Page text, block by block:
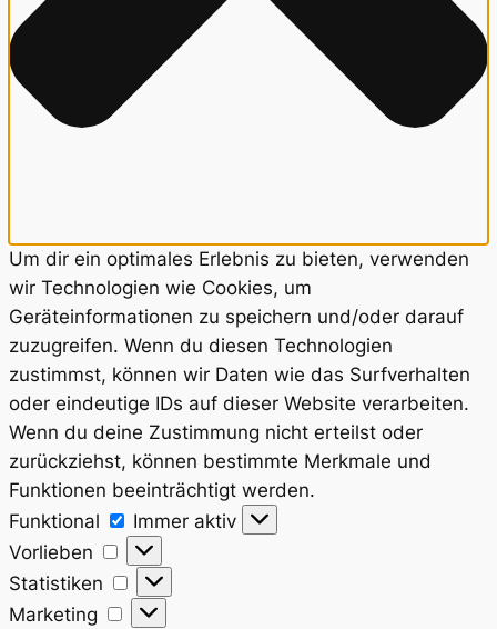
Um dir ein optimales Erlebnis zu bieten, verwenden
wir Technologien wie Cookies, um
Geräteinformationen zu speichern und/oder darauf
zuzugreifen. Wenn du diesen Technologien
zustimmst, können wir Daten wie das Surfverhalten
oder eindeutige IDs auf dieser Website verarbeiten.
Wenn du deine Zustimmung nicht erteilst oder
zurückziehst, können bestimmte Merkmale und
Funktionen beeinträchtigt werden.
Funktional
Funktional
Immer aktiv
Vorlieben
Vorlieben
Statistiken
Statistiken
Marketing
Marketing